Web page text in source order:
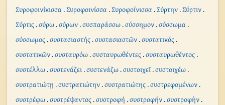
Συροφοινίκισσα .Συροφοινίσσα .Συροφοίνισσα .Σύρτην.Σύρτιν.
Σύρτις.σύρω.σύρων.συσπαράσσω.σύσσημον.σύσσωμα .
σύσσωμος.συστασιαστής.συστασιαστῶν.συστατικός.
συστατικῶν.συσταυρόω.συσταυρωθέντες.συσταυρωθέντος.
συστέλλω.συστενάζει.συστενάζω.συστοιχεῖ.συστοιχέω.
συστρατιώτῃ .συστρατιώτην.συστρατιώτης.συστρεφομένων.
συστρέφω.συστρέψαντος.συστροφή .συστροφήν.συστροφὴν.